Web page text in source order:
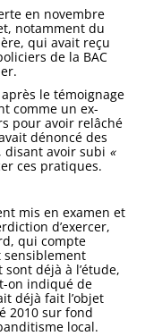
en novembre
notamment du
qui avait reçu
de la BAC
après le témoignage
comme un ex-
pour avoir relâché
dénoncé des
disant avoir subi «
ces pratiques.
mis en examen et
d’exercer,
qui compte
sensiblement
déjà à l’étude,
on indiqué de
déjà fait l’objet
2010 sur fond
local.